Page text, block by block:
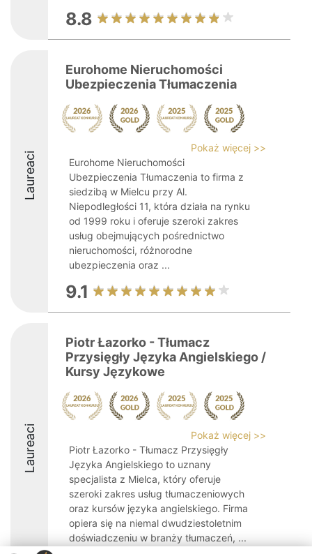
8.8
Laureaci
Eurohome Nieruchomości
Ubezpieczenia Tłumaczenia
Pokaż więcej >>
Eurohome Nieruchomości
Ubezpieczenia Tłumaczenia to firma z
siedzibą w Mielcu przy Al.
Niepodległości 11, która działa na rynku
od 1999 roku i oferuje szeroki zakres
usług obejmujących pośrednictwo
nieruchomości, różnorodne
ubezpieczenia oraz ...
9.1
Laureaci
Piotr Łazorko - Tłumacz
Przysięgły Języka Angielskiego /
Kursy Językowe
Pokaż więcej >>
Piotr Łazorko - Tłumacz Przysięgły
Języka Angielskiego to uznany
specjalista z Mielca, który oferuje
szeroki zakres usług tłumaczeniowych
oraz kursów języka angielskiego. Firma
opiera się na niemal dwudziestoletnim
doświadczeniu w branży tłumaczeń, ...